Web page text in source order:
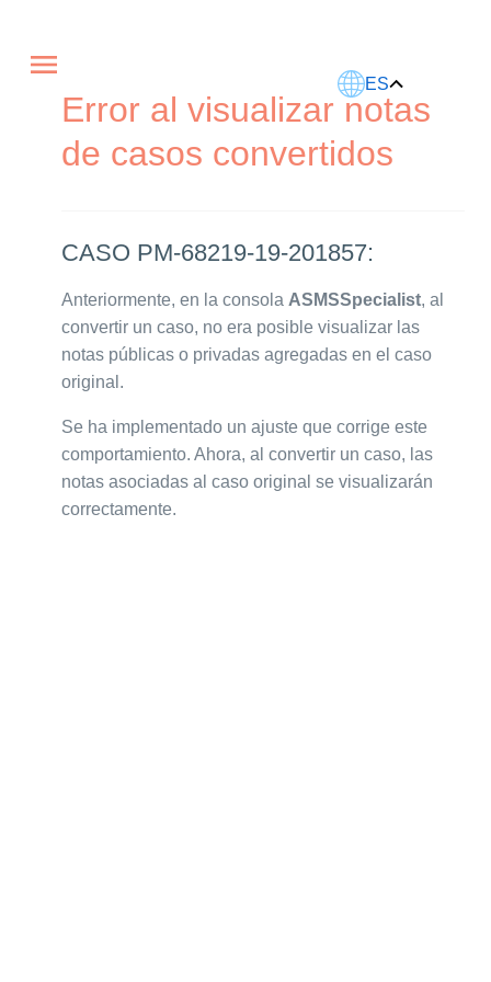
ES
Error al visualizar notas
de casos convertidos
CASO PM-68219-19-201857:
Anteriormente, en la consola ASMSSpecialist, al
convertir un caso, no era posible visualizar las
notas públicas o privadas agregadas en el caso
original.
Se ha implementado un ajuste que corrige este
comportamiento. Ahora, al convertir un caso, las
notas asociadas al caso original se visualizarán
correctamente.